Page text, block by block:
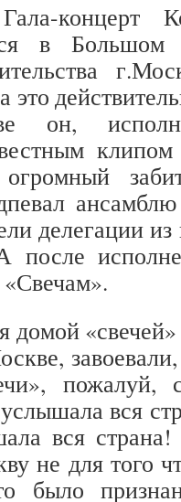
концерт
в Большом
это
он,
огромный
делегации из
после
домой
пожалуй,
вся
вся
не для того
было